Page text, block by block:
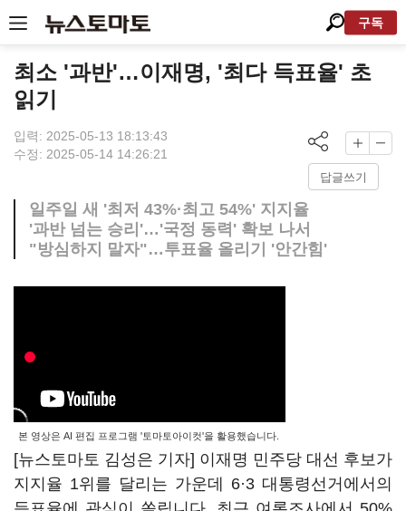
구독
최소 '과반'…이재명, '최다 득표율' 초
읽기
입력: 2025-05-13 18:13:43
수정: 2025-05-14 14:26:21
답글쓰기
일주일 새 '최저 43%·최고 54%' 지지율
'과반 넘는 승리'…'국정 동력' 확보 나서
"방심하지 말자"…투표율 올리기 '안간힘'
본 영상은 AI 편집 프로그램 '토마토아이컷'을 활용했습니다.
[뉴스토마토 김성은 기자] 이재명 민주당 대선 후보가
지지율 1위를 달리는 가운데 6·3 대통령선거에서의